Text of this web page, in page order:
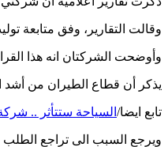
وقالت التقارير، وفق متابعة
وأوضحت الشركتان انه هذا
يذكر أن قطاع الطيران من
تابع ايضا/ السياحة ستتأثر ..
ويرجع السبب الى تراجع